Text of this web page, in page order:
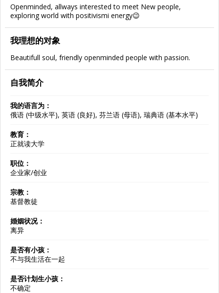
Openminded, allways interested to meet New people,
exploring world with positivismi energy😉
我理想的对象
Beautifull soul, friendly openminded people with passion.
自我简介
我的语言为：
俄语 (中级水平), 英语 (良好), 芬兰语 (母语), 瑞典语 (基本水平)
教育：
正就读大学
职位：
企业家/创业
宗教：
基督教徒
婚姻状况：
离异
是否有小孩：
不与我生活在一起
是否计划生小孩：
不确定